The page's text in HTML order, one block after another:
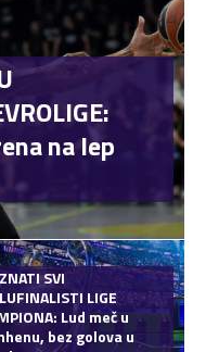
na lep
SVI
LIGE
Lud meč u
bez golova u